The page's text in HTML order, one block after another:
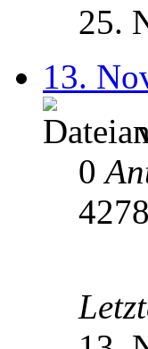
25.
13.
0
4278